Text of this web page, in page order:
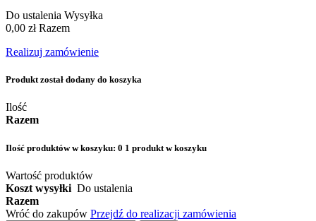
Do ustalenia Wysyłka
0,00 zł Razem
Realizuj zamówienie
Produkt został dodany do koszyka
Ilość
Razem
Ilość produktów w koszyku: 0 1 produkt w koszyku
Wartość produktów
Koszt wysyłki Do ustalenia
Razem
Wróć do zakupów Przejdź do realizacji zamówienia